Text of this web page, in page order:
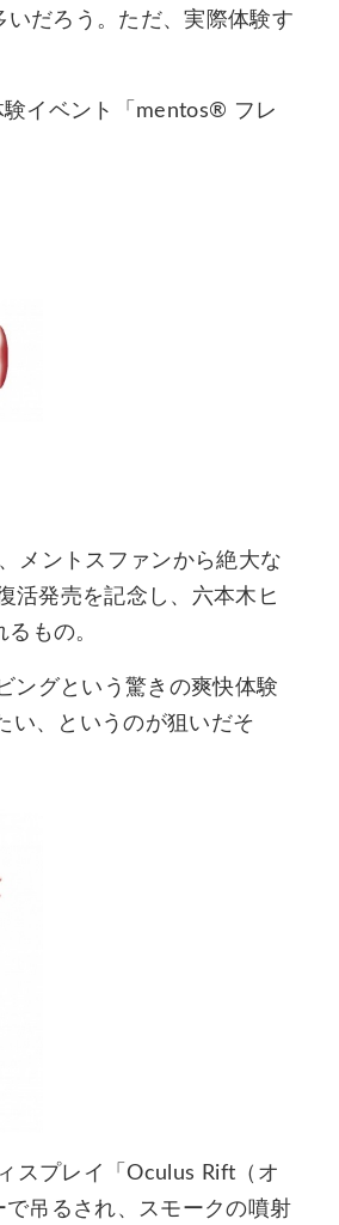
だろう。ただ、実際体験す
イベント「mentos® フレ
メントスファンから絶大な
活発売を記念し、六本木ヒ
もの。
ングという驚きの爽快体験
い、というのが狙いだそ
スプレイ「Oculus Rift（オ
吊るされ、スモークの噴射